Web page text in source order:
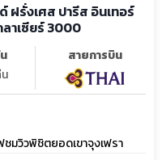
ฝรั่งเศส ปารีส อินเทอร์
ลาเซียร์ 3000
สายการบิน
ชมวิวพิชิตยอดเขาจุงเฟรา